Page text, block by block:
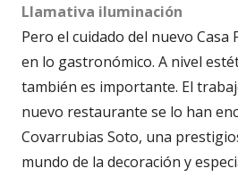
Llamativa iluminación
Pero el cuidado del nuevo Casa
en lo gastronómico. A nivel
también es importante. El
nuevo restaurante se lo han
Covarrubias Soto, una
mundo de la decoración y